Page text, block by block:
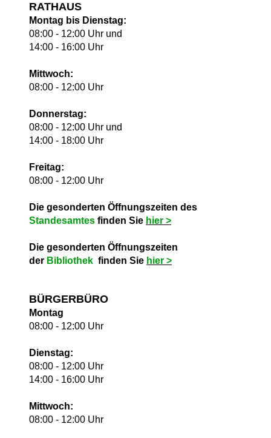
RATHAUS
Montag bis Dienstag:
08:00 - 12:00 Uhr und
14:00 - 16:00 Uhr
Mittwoch:
08:00 - 12:00 Uhr
Donnerstag:
08:00 - 12:00 Uhr und
14:00 - 18:00 Uhr
Freitag:
08:00 - 12:00 Uhr
Die gesonderten Öffnungszeiten des
Standesamtes finden Sie hier >
Die gesonderten Öffnungszeiten
der Bibliothek finden Sie hier >
BÜRGERBÜRO
Montag
08:00 - 12:00 Uhr
Dienstag:
08:00 - 12:00 Uhr
14:00 - 16:00 Uhr
Mittwoch:
08:00 - 12:00 Uhr